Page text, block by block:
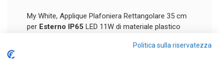
My White, Applique Plafoniera Rettangolare 35 cm
per Esterno IP65 LED 11W di materiale plastico
Politica sulla riservatezza